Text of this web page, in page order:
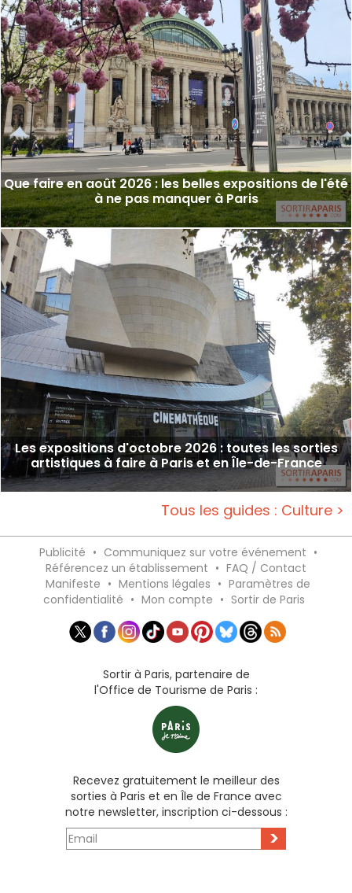
Que faire en août 2026 : les belles expositions de l'été
à ne pas manquer à Paris
Les expositions d'octobre 2026 : toutes les sorties
artistiques à faire à Paris et en Île-de-France
Tous les guides : Culture >
Publicité • Communiquez sur votre événement •
Référencez un établissement • FAQ / Contact
Manifeste • Mentions légales • Paramètres de
confidentialité • Mon compte • Sortir de Paris
Sortir à Paris, partenaire de
l'Office de Tourisme de Paris :
Recevez gratuitement le meilleur des
sorties à Paris et en Île de France avec
notre newsletter, inscription ci-dessous :
>